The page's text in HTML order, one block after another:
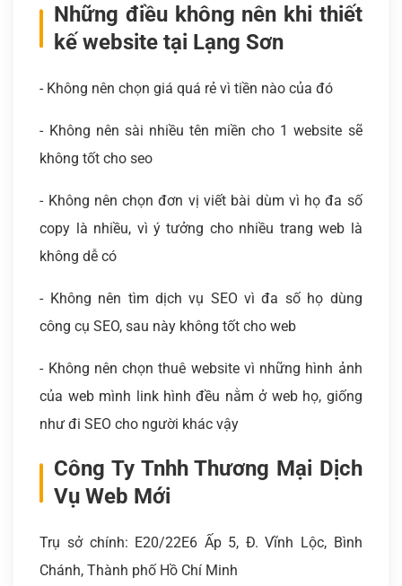
Những điều không nên khi thiết
kế website tại Lạng Sơn
- Không nên chọn giá quá rẻ vì tiền nào của đó
- Không nên sài nhiều tên miền cho 1 website sẽ
không tốt cho seo
- Không nên chọn đơn vị viết bài dùm vì họ đa số
copy là nhiều, vì ý tưởng cho nhiều trang web là
không dễ có
- Không nên tìm dịch vụ SEO vì đa số họ dùng
công cụ SEO, sau này không tốt cho web
- Không nên chọn thuê website vì những hình ảnh
của web mình link hình đều nằm ở web họ, giống
như đi SEO cho người khác vậy
Công Ty Tnhh Thương Mại Dịch
Vụ Web Mới
Trụ sở chính: E20/22E6 Ấp 5, Đ. Vĩnh Lộc, Bình
Chánh, Thành phố Hồ Chí Minh